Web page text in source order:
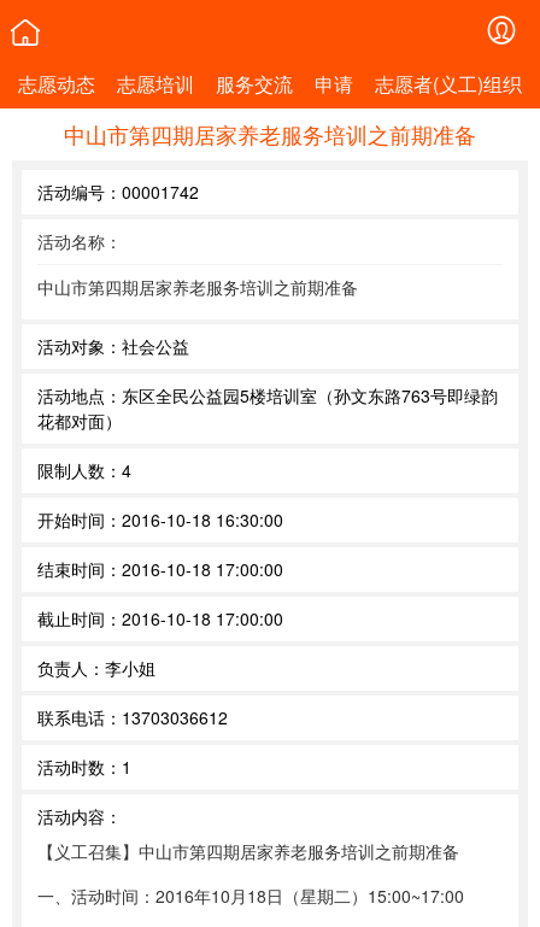
志愿动态 志愿培训 服务交流 申请 志愿者(义工)组织
中山市第四期居家养老服务培训之前期准备
活动编号： 00001742
活动名称：
中山市第四期居家养老服务培训之前期准备
活动对象： 社会公益
活动地点： 东区全民公益园5楼培训室（孙文东路763号即绿韵
花都对面）
限制人数： 4
开始时间： 2016-10-18 16:30:00
结束时间： 2016-10-18 17:00:00
截止时间： 2016-10-18 17:00:00
负责人： 李小姐
联系电话： 13703036612
活动时数： 1
活动内容：
【义工召集】中山市第四期居家养老服务培训之前期准备
一、活动时间：2016年10月18日（星期二）15:00~17:00